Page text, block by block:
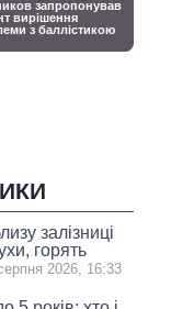
залізниці
горять
2026, 16:33